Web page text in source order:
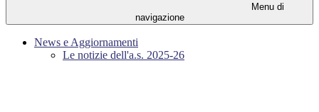
Menu di
navigazione
News e Aggiornamenti
Le notizie dell'a.s. 2025-26